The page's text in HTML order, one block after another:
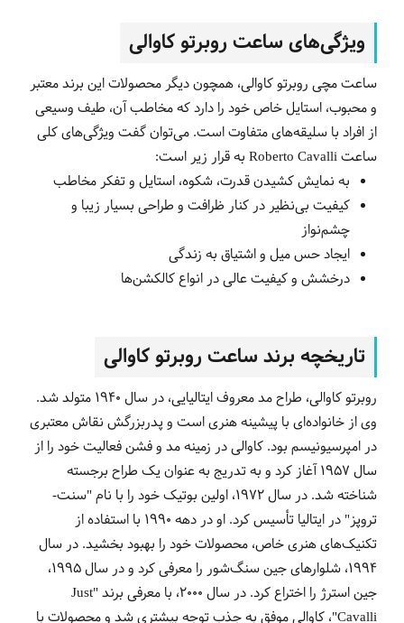
ویژگی‌های ساعت‌ روبرتو کاوالی
ساعت‌ مچی روبرتو کاوالی، همچون دیگر محصولات این برند معتبر
و محبوب، استایل خاص خود را دارد که مخاطب آن، طیف وسیعی
از افراد با سلیقه‌های متفاوت است. می‌توان گفت ویژگی‌های کلی
ساعتRoberto Cavalli به قرار زیر است:
به نمایش کشیدن قدرت، شکوه، استایل و تفکر مخاطب
کیفیت بی‌نظیر در کنار ظرافت و طراحی بسیار زیبا و
چشم‌نواز
ایجاد حس میل و اشتیاق به زندگی
درخشش و کیفیت عالی در انواع کالکشن‌ها
تاریخچه برند ساعت روبرتو کاوالی
روبرتو کاوالی، طراح مد معروف ایتالیایی، در سال 1940 متولد شد.
وی از خانواده‌ای با پیشینه هنری است و پدربزرگش نقاش معتبری
در امپرسیونیسم بود. کاوالی در زمینه مد و فشن فعالیت خود را از
سال 1957 آغاز کرد و به تدریج به عنوان یک طراح برجسته
شناخته شد. در سال 1972، اولین بوتیک خود را با نام "سنت-
تروپز" در ایتالیا تأسیس کرد. او در دهه 1990 با استفاده از
تکنیک‌های هنری خاص، محصولات خود را بهبود بخشید. در سال
1994، شلوارهای جین سنگ‌شور را معرفی کرد و در سال 1995،
جین استرژ را اختراع کرد. در سال 2000، با معرفی برند "Just
Cavalli"، کاوالی موفق به جذب توجه بیشتری شد و محصولات با